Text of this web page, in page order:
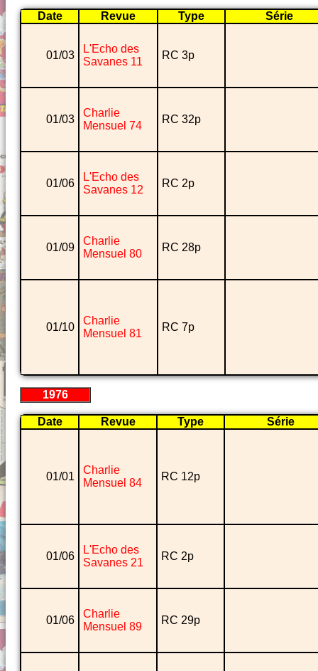
Date Revue Type Série
01/03
L'Echo des
Savanes 11
RC 3p
01/03
Charlie
Mensuel 74
RC 32p
01/06
L'Echo des
Savanes 12
RC 2p
01/09
Charlie
Mensuel 80
RC 28p
01/10
Charlie
Mensuel 81
RC 7p
1976
Date Revue Type Série
01/01
Charlie
Mensuel 84
RC 12p
01/06
L'Echo des
Savanes 21
RC 2p
01/06
Charlie
Mensuel 89
RC 29p